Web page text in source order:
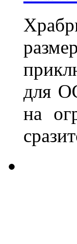
для
на